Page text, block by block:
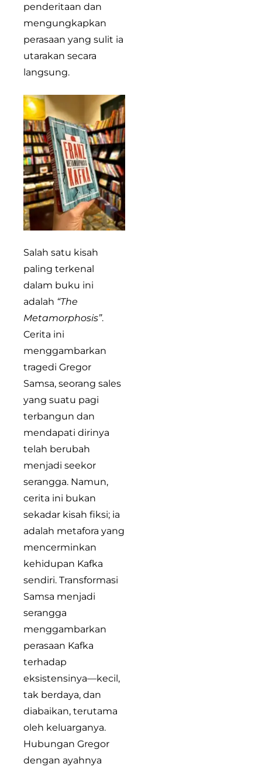
penderitaan dan
mengungkapkan
perasaan yang sulit ia
utarakan secara
langsung.
Salah satu kisah
paling terkenal
dalam buku ini
adalah “The
Metamorphosis”.
Cerita ini
menggambarkan
tragedi Gregor
Samsa, seorang sales
yang suatu pagi
terbangun dan
mendapati dirinya
telah berubah
menjadi seekor
serangga. Namun,
cerita ini bukan
sekadar kisah fiksi; ia
adalah metafora yang
mencerminkan
kehidupan Kafka
sendiri. Transformasi
Samsa menjadi
serangga
menggambarkan
perasaan Kafka
terhadap
eksistensinya—kecil,
tak berdaya, dan
diabaikan, terutama
oleh keluarganya.
Hubungan Gregor
dengan ayahnya